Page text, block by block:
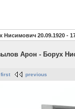
20.09.1920 -
Арон - Борух
first previous